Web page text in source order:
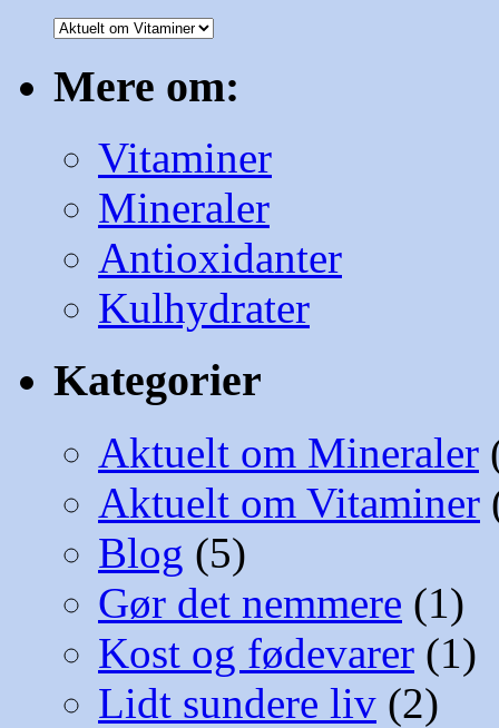
Blog
Mere om:
Vitaminer
Mineraler
Antioxidanter
Kulhydrater
Kategorier
Aktuelt om Mineraler
Aktuelt om Vitaminer
Blog (5)
Gør det nemmere (1)
Kost og fødevarer (1)
Lidt sundere liv (2)